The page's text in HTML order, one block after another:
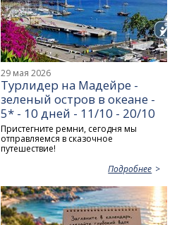
29 мая 2026
Турлидер на Мадейре -
зеленый остров в океане -
5* - 10 дней - 11/10 - 20/10
Пристегните ремни, сегодня мы
отправляемся в сказочное
путешествие!
Подробнее